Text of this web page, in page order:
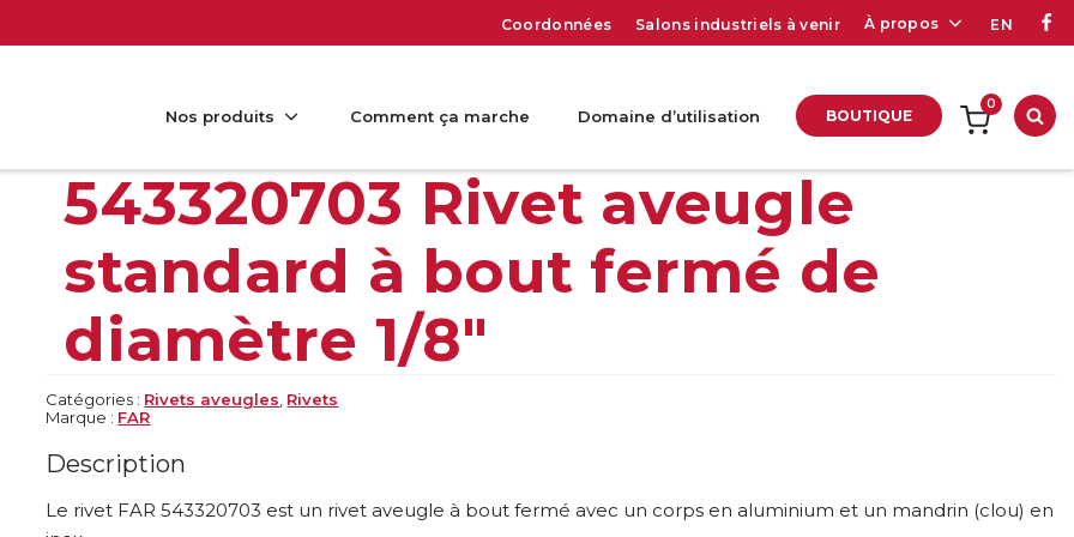
Coordonnées Salons industriels à venir À propos EN
Nos produits Comment ça marche Domaine d’utilisation BOUTIQUE
0
543320703 Rivet aveugle
standard à bout fermé de
diamètre 1/8″
Catégories : Rivets aveugles Rivets
Marque : FAR
Description
Le rivet FAR 543320703 est un rivet aveugle à bout fermé avec un corps en aluminium et un mandrin (clou) en